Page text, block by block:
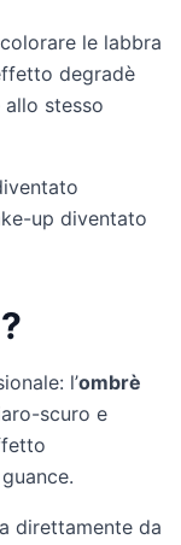
le labbra
degradè
stesso
up diventato
l’ombrè
scuro e
direttamente da